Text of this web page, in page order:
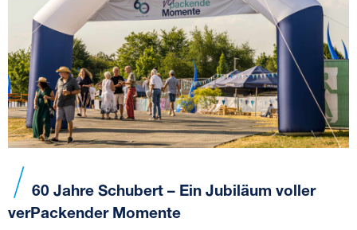
60 Jahre Schubert – Ein Jubiläum voller
verPackender Momente